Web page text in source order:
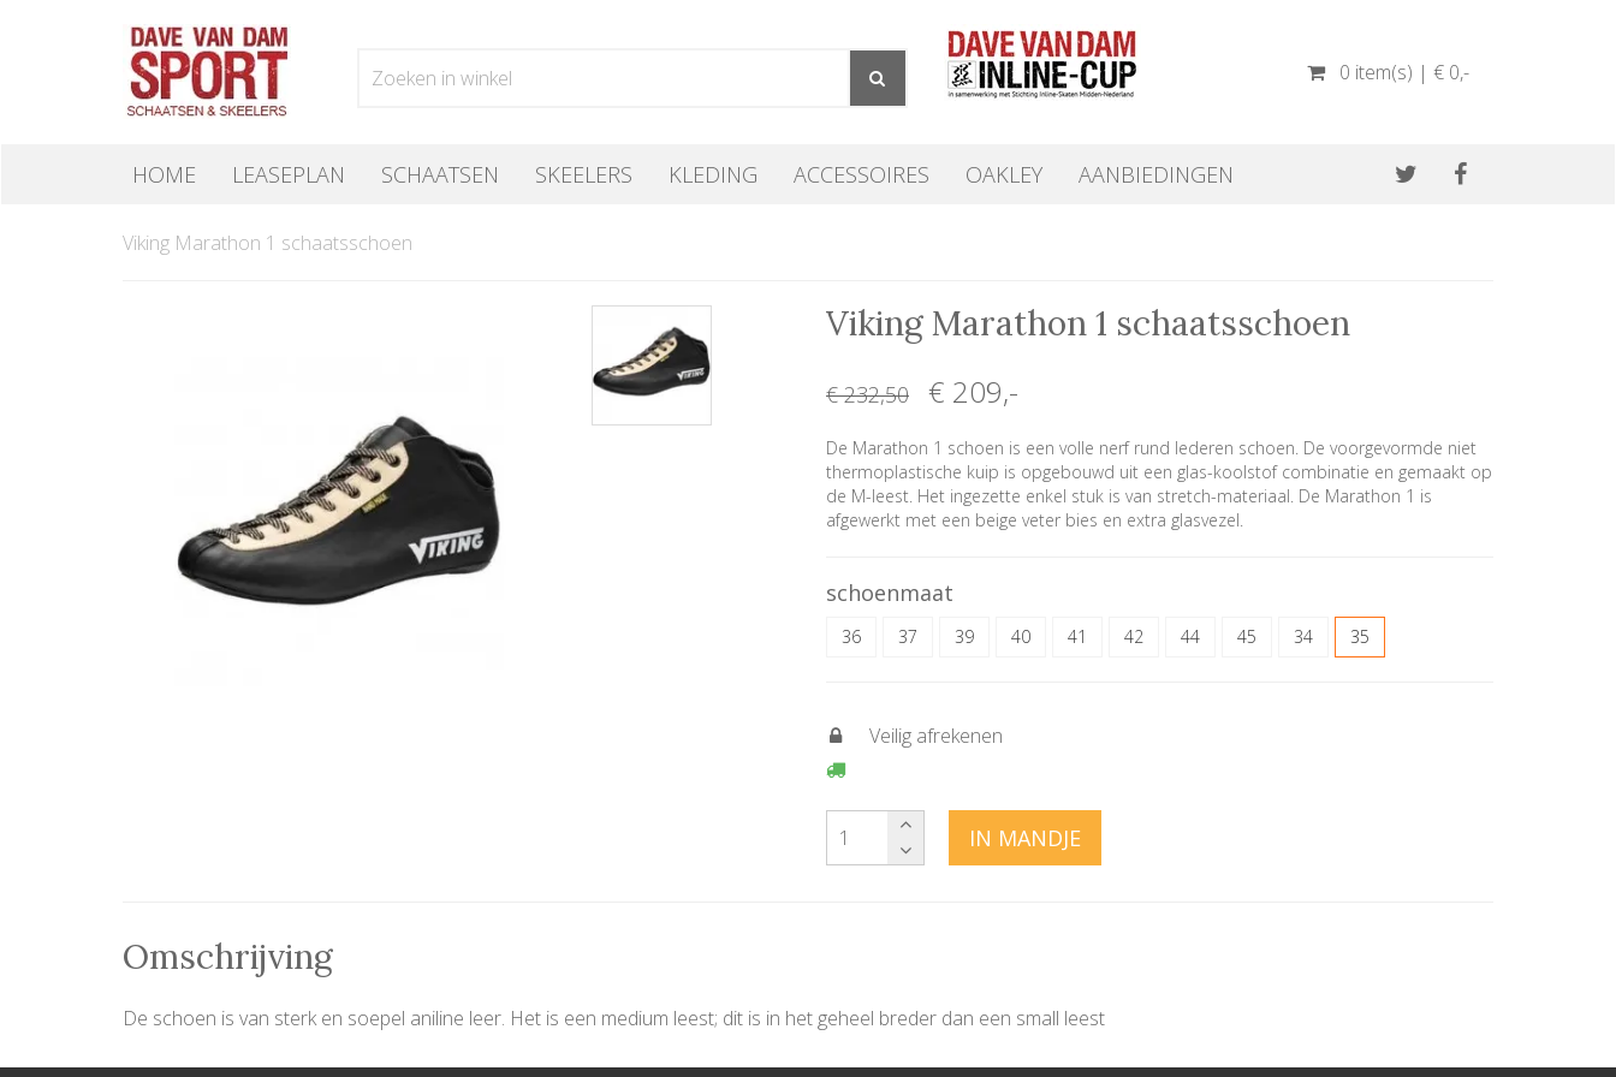
0 item(s) | € 0,-
HOME LEASEPLAN SCHAATSEN SKEELERS KLEDING ACCESSOIRES OAKLEY AANBIEDINGEN
Viking Marathon 1 schaatsschoen
Viking Marathon 1 schaatsschoen
€ 232,50 € 209,-
De Marathon 1 schoen is een volle nerf rund lederen schoen. De voorgevormde niet
thermoplastische kuip is opgebouwd uit een glas-koolstof combinatie en gemaakt op
de M-leest. Het ingezette enkel stuk is van stretch-materiaal. De Marathon 1 is
afgewerkt met een beige veter bies en extra glasvezel.
schoenmaat
36 37 39 40 41 42 44 45 34 35
Veilig afrekenen
IN MANDJE
Omschrijving
De schoen is van sterk en soepel aniline leer. Het is een medium leest; dit is in het geheel breder dan een small leest